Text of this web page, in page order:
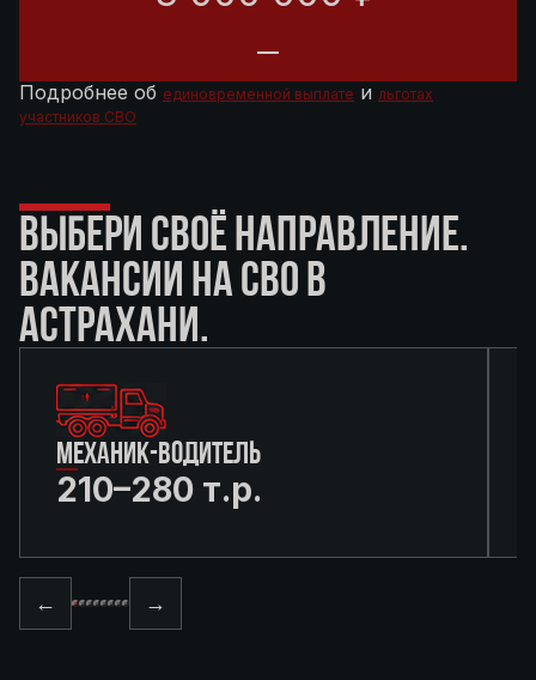
Подробнее об единовременной выплате и льготах
участников СВО
ВЫБЕРИ СВОЁ НАПРАВЛЕНИЕ.
ВАКАНСИИ НА СВО В
АСТРАХАНИ.
МЕХАНИК-ВОДИТЕЛЬ
210–280 т.р.
← →